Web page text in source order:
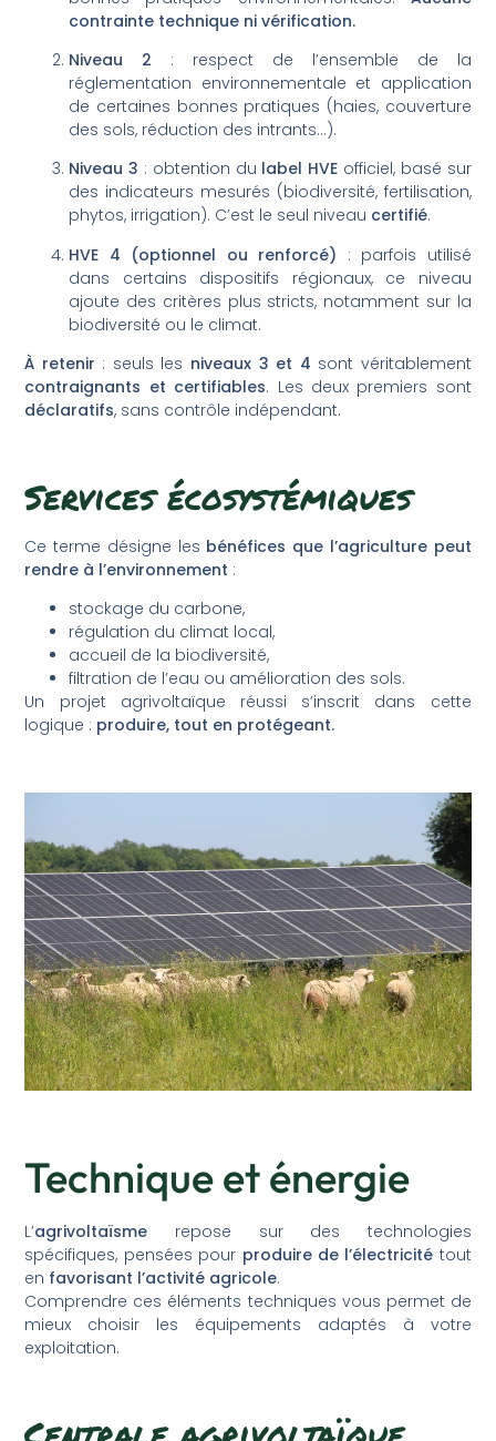
contrainte technique ni vérification.
Niveau 2 : respect de l’ensemble de la
réglementation environnementale et application
de certaines bonnes pratiques (haies, couverture
des sols, réduction des intrants…).
Niveau 3 : obtention du label HVE officiel, basé sur
des indicateurs mesurés (biodiversité, fertilisation,
phytos, irrigation). C’est le seul niveau certifié.
HVE 4 (optionnel ou renforcé) : parfois utilisé
dans certains dispositifs régionaux, ce niveau
ajoute des critères plus stricts, notamment sur la
biodiversité ou le climat.
À retenir : seuls les niveaux 3 et 4 sont véritablement
contraignants et certifiables. Les deux premiers sont
déclaratifs, sans contrôle indépendant.
Services écosystémiques
Ce terme désigne les bénéfices que l’agriculture peut
rendre à l’environnement :
stockage du carbone,
régulation du climat local,
accueil de la biodiversité,
filtration de l’eau ou amélioration des sols.
Un projet agrivoltaïque réussi s’inscrit dans cette
logique : produire, tout en protégeant.
Technique et énergie
L’agrivoltaïsme repose sur des technologies
spécifiques, pensées pour produire de l’électricité tout
en favorisant l’activité agricole.
Comprendre ces éléments techniques vous permet de
mieux choisir les équipements adaptés à votre
exploitation.